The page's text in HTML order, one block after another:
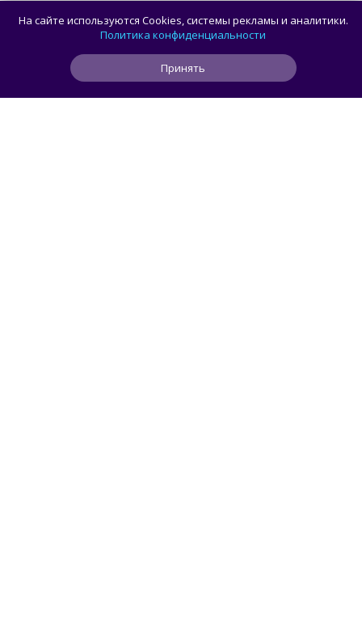
Сборная России выиграла 7 золотых
медалей из 8 на Международной
олимпиаде по ИИ
На сайте используются Cookies, системы рекламы и аналитики.
Политика конфиденциальности
Принять